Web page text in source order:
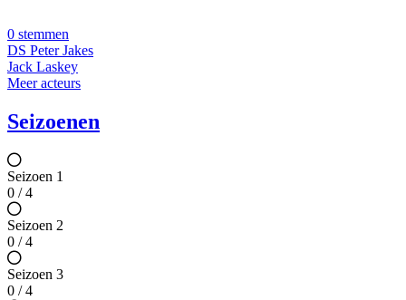
0 stemmen
DS Peter Jakes
Jack Laskey
Meer acteurs
Seizoenen
Seizoen 1
0 / 4
Seizoen 2
0 / 4
Seizoen 3
0 / 4